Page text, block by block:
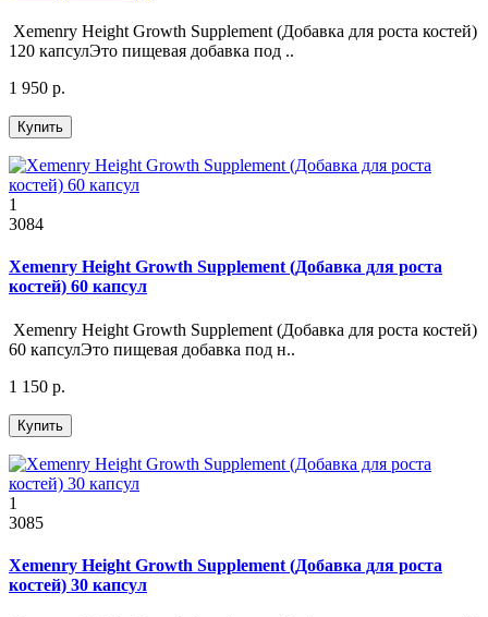
Xemenry Height Growth Supplement (Добавка для роста костей)
120 капсулЭто пищевая добавка под ..
1 950 р.
Купить
1
3084
Xemenry Height Growth Supplement (Добавка для роста
костей) 60 капсул
Xemenry Height Growth Supplement (Добавка для роста костей)
60 капсулЭто пищевая добавка под н..
1 150 р.
Купить
1
3085
Xemenry Height Growth Supplement (Добавка для роста
костей) 30 капсул